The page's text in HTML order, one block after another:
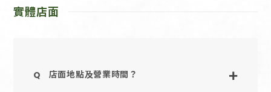
實體店面
店面地點及營業時間？